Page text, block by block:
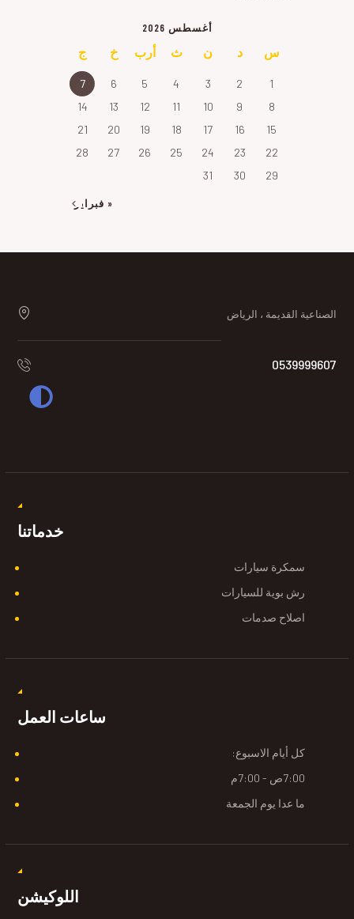
أغسطس 2026
س د ن ث أرب خ ج
1
2
3
4
5
6
7
8
9
10
11
12
13
14
15
16
17
18
19
20
21
22
23
24
25
26
27
28
29
30
31
« فبراير
الصناعية القديمة ، الرياض
0539999607
خدماتنا
سمكرة سيارات
رش بوية للسيارات
اصلاح صدمات
ساعات العمل
كل أيام الاسبوع:
7:00ص - 7:00م
ما عدا يوم الجمعة
اللوكيشن